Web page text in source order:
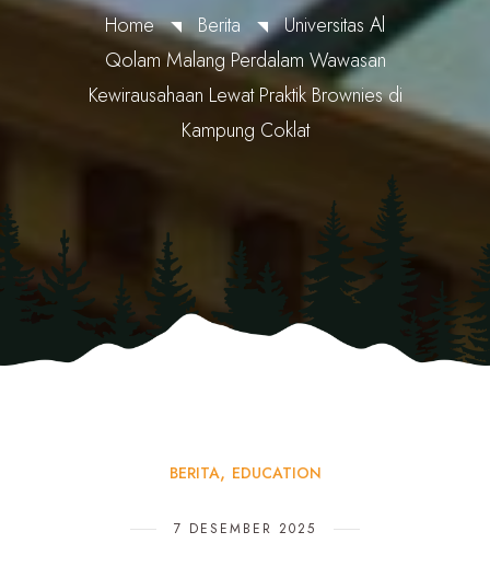
Home Berita
Universitas Al
Qolam Malang Perdalam Wawasan
Kewirausahaan Lewat Praktik Brownies di
Kampung Coklat
BERITA EDUCATION
7 DESEMBER 2025